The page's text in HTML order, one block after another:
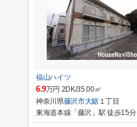
福山ハイツ
6.9万円 2DK/35.00㎡
神奈川県藤沢市大鋸１丁目
東海道本線「藤沢」駅 徒歩15分